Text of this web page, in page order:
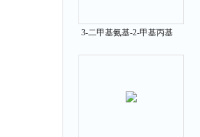
3-二甲基氨基-2-甲基丙基